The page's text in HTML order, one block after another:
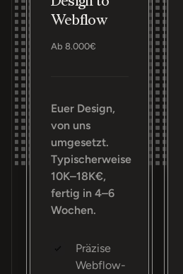
Webflow
Ab 8.000€
Euer Design,
von uns
umgesetzt.
Typischerweise
10K–18K€,
fertig in 4–6
Wochen.
Präzise
Webflow-